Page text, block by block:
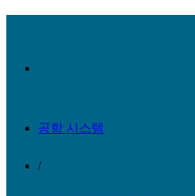
공항 시스템
/